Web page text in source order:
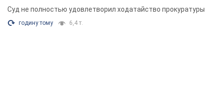
Суд не полностью удовлетворил ходатайство прокуратуры
годину тому 6,4 т.